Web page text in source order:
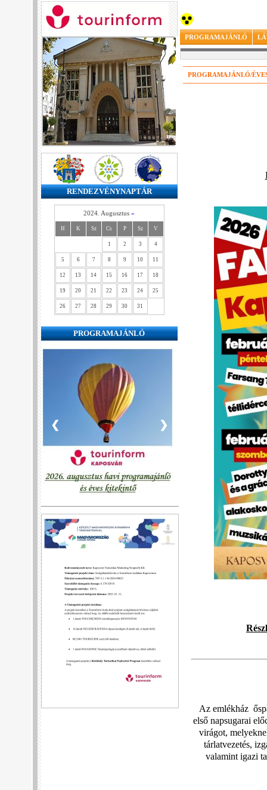
RENDEZVÉNYNAPTÁR
2024. Augusztus »
H K Sz Cs P Sz V
1 2 3 4
5 6 7 8 9 10 11
12 13 14 15 16 17 18
19 20 21 22 23 24 25
26 27 28 29 30 31
PROGRAMAJÁNLÓ
❮ ❯
PROGRAMAJÁNLÓ
PROGRAMAJÁNLÓ/
Az emlékház
első napsugarai
virágot,
tárlatvezetés,
valamint igazi